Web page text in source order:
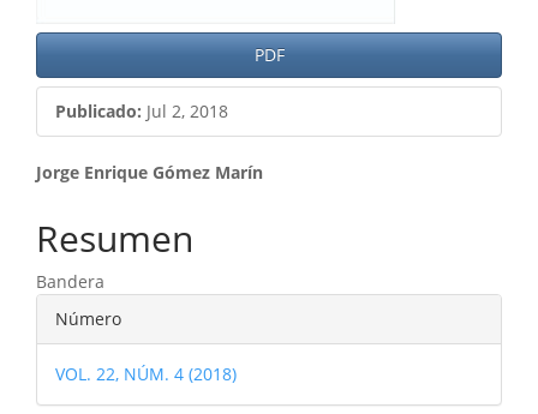
PDF
Publicado: Jul 2, 2018
Contenido
principal
del
artículo
Jorge Enrique Gómez Marín
Resumen
Bandera
Detalles
del
artículo
Número
VOL. 22, NÚM. 4 (2018)